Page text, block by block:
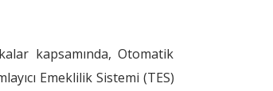
kapsamında, Otomatik
Emeklilik Sistemi (TES)